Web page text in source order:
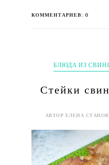
КОММЕНТАРИЕВ: 0
БЛЮДА ИЗ
Стейки
АВТОР ЕЛЕНА